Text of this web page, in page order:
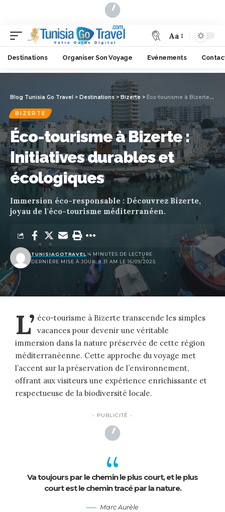
Aa
Destinations Organiser Son Voyage Evénements
Blog Tunisia Go Travel > Destinations >Bizerte > Éco-tourisme à Bizerte : Initiatives durables et écologiques
BIZERTE
Éco-tourisme à Bizerte :
Initiatives durables et
écologiques
Immersion éco-responsable : Découvrez Bizerte,
joyau de l'éco-tourisme méditerranéen.
DERNIÈRE MISE À JOUR: 8:31 AM LE 16/09/2025
TUNISIAGOTRAVEL 4 MINUTES DE LECTURE
L’ éco-tourisme à Bizerte transcende les simples
vacances pour devenir une véritable
immersion dans la nature préservée de cette région
méditerranéenne. Cette approche du voyage met
l’accent sur la préservation de l’environnement,
offrant aux visiteurs une expérience enrichissante et
respectueuse de la biodiversité locale.
- PUBLICITÉ -
Va toujours par le chemin le plus court, et le plus
court est le chemin tracé par la nature.
Marc Aurèle